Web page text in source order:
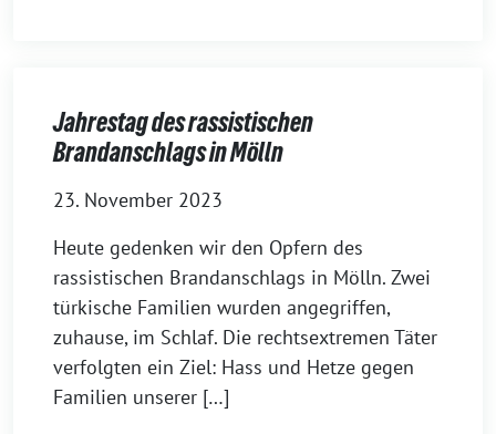
Jahrestag des rassistischen
Brandanschlags in Mölln
23. November 2023
Heute gedenken wir den Opfern des
rassistischen Brandanschlags in Mölln. Zwei
türkische Familien wurden angegriffen,
zuhause, im Schlaf. Die rechtsextremen Täter
verfolgten ein Ziel: Hass und Hetze gegen
Familien unserer […]